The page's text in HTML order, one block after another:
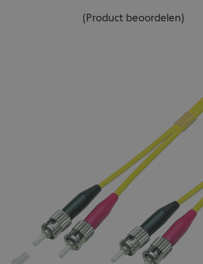
(Product beoordelen)